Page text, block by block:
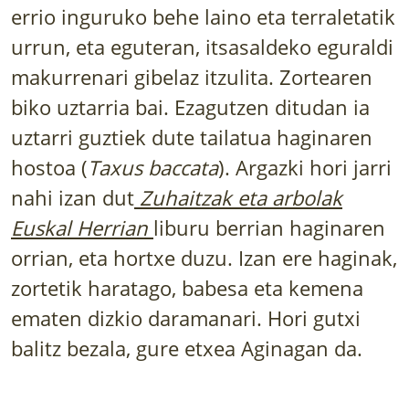
LURRAREN AGENDA
AZOKA
errio inguruko behe laino eta terraletatik
urrun, eta eguteran, itsasaldeko eguraldi
makurrenari gibelaz itzulita. Zortearen
biko uztarria bai. Ezagutzen ditudan ia
uztarri guztiek dute tailatua haginaren
hostoa (Taxus baccata). Argazki hori jarri
nahi izan dut Zuhaitzak eta arbolak
Euskal Herrian liburu berrian haginaren
orrian, eta hortxe duzu. Izan ere haginak,
zortetik haratago, babesa eta kemena
ematen dizkio daramanari. Hori gutxi
balitz bezala, gure etxea Aginagan da.